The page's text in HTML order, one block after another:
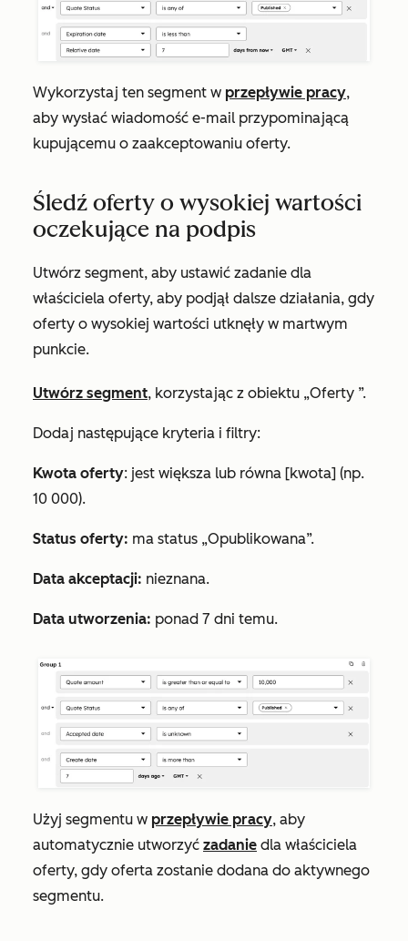
Wykorzystaj ten segment w przepływie pracy,
aby wysłać wiadomość e-mail przypominającą
kupującemu o zaakceptowaniu oferty.
Śledź oferty o wysokiej wartości
oczekujące na podpis
Utwórz segment, aby ustawić zadanie dla
właściciela oferty, aby podjął dalsze działania, gdy
oferty o wysokiej wartości utknęły w martwym
punkcie.
Utwórz segment, korzystając z obiektu „Oferty ”.
Dodaj następujące kryteria i filtry:
Kwota oferty: jest większa lub równa [kwota] (np.
10 000).
Status oferty: ma status „Opublikowana”.
Data akceptacji: nieznana.
Data utworzenia: ponad 7 dni temu.
Użyj segmentu w przepływie pracy, aby
automatycznie utworzyć zadanie dla właściciela
oferty, gdy oferta zostanie dodana do aktywnego
segmentu.